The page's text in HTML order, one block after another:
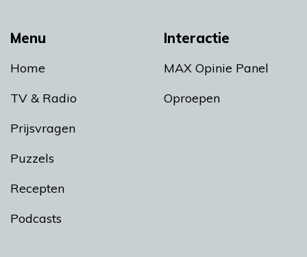
Menu
Home
TV & Radio
Prijsvragen
Puzzels
Recepten
Podcasts
Interactie
MAX Opinie Panel
Oproepen